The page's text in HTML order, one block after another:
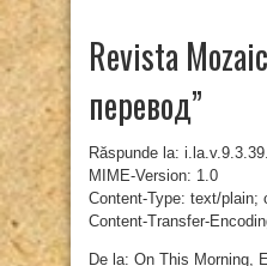
Revista
перевод”
Răspunde la:
MIME-Version: 1.0
Content-Type: text/plain;
Content-Transfer-
De la: On This Morning,